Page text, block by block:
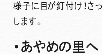
様子に目が釘付け！さ
します。
・あやめの里へ